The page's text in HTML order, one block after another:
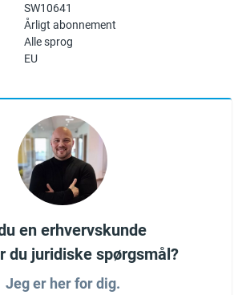
SW10641
Årligt abonnement
Alle sprog
EU
en erhvervskunde
du juridiske spørgsmål?
Jeg er her for dig.